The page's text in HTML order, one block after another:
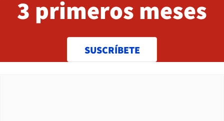
3 primeros meses
SUSCRÍBETE